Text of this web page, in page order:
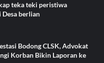
teka teki peristiwa
Desa berlian
Bodong CLSK, Advokat
Korban Bikin Laporan ke